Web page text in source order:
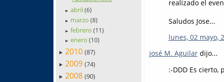
► abril(6)
► marzo(8)
► febrero(11)
► enero(10)
► 2010 (87)
► 2009 (74)
► 2008 (90)
realizado el
Saludos Jose...
lunes, 02 mayo,
josé M. Aguilardijo...
:-DDD Es cierto,